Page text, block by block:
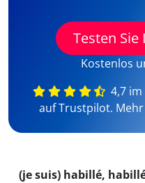
Testen Sie
Kostenlos
4,7
auf Trustpilot.
(je suis) habillé,